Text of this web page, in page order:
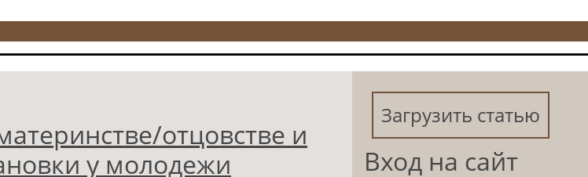
отцовстве и
у молодежи
Загрузить статью
Вход на сайт